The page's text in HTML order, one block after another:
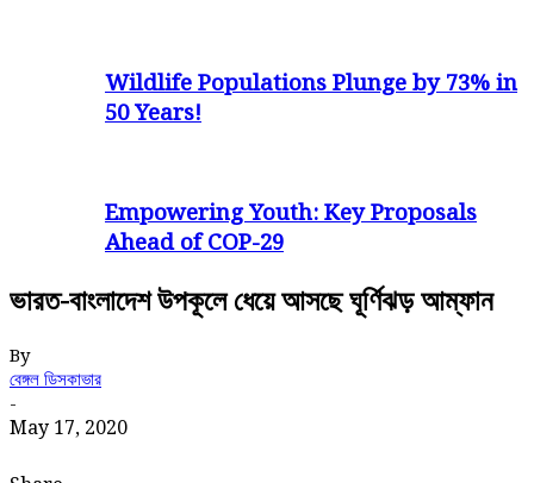
Wildlife Populations Plunge by 73% in
50 Years!
Empowering Youth: Key Proposals
Ahead of COP-29
ভারত-বাংলাদেশ উপকূলে ধেয়ে আসছে ঘূর্ণিঝড় আম্ফান
By
বেঙ্গল ডিসকাভার
-
May 17, 2020